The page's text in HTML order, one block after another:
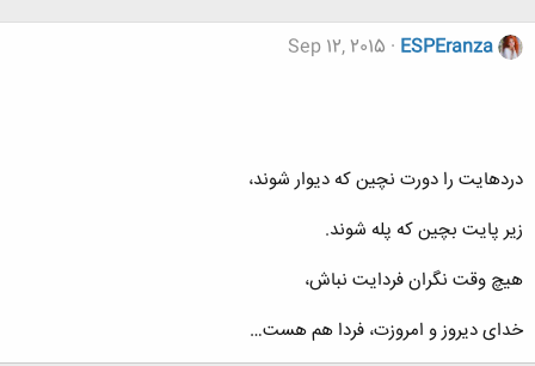
ESPEranza
Sep 12, 2015
دردهایت را دورت نچین که دیوار شوند،
زیر پایت بچین که پله شوند.
هیچ وقت نگران فردایت نباش،
خدای دیروز و امروزت، فردا هم هست…